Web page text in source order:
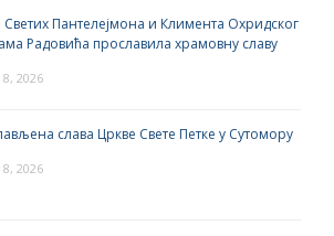
Светих Пантелејмона и Климента Охридског
Радовића прославила храмовну славу
8, 2026
слава Цркве Свете Петке у Сутомору
8, 2026